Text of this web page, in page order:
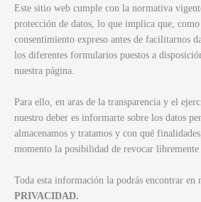
Este sitio web cumple con la normativa
protección de datos, lo que implica que,
consentimiento expreso antes de facilitarnos
los diferentes formularios puestos a
nuestra página.
Para ello, en aras de la transparencia y el
nuestro deber es informarte sobre los datos
almacenamos y tratamos y con qué
momento la posibilidad de revocar libremente
Toda esta información la podrás encontrar en
PRIVACIDAD.